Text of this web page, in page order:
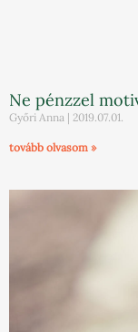
Ne pénzzel
Győri Anna 2019.07.01.
tovább olvasom »